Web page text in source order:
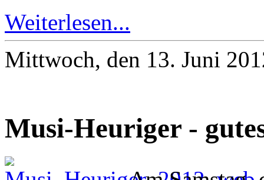
Weiterlesen...
Mittwoch, den 13. Juni
Musi-Heuriger -